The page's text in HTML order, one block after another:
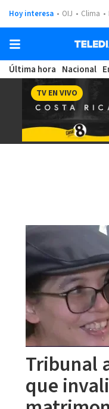
Hoy interesa OIJ Clima
Última hora Nacional
TV EN VIVO
Tribunal
que